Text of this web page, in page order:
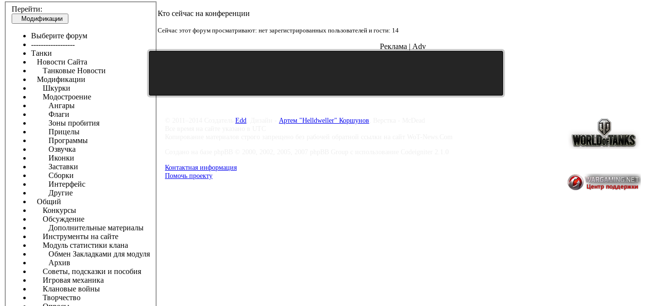
Перейти:
Модификации
Выберите форум
------------------
Танки
Новости Сайта
Танковые Новости
Модификации
Шкурки
Модостроение
Ангары
Флаги
Зоны пробития
Прицелы
Программы
Озвучка
Иконки
Заставки
Сборки
Интерфейс
Другие
Общий
Конкурсы
Обсуждение
Дополнительные материалы
Инструменты на сайте
Модуль статистики клана
Обмен Закладками для модуля
Архив
Советы, подсказки и пособия
Игровая механика
Клановые войны
Творчество
Кто сейчас на конференции
Сейчас этот форум просматривают: нет зарегистрированных пользователей и гости: 14
Реклама | Adv
Edd Артем "Helldweller" Коршунов
Контактная информация
Помочь проекту